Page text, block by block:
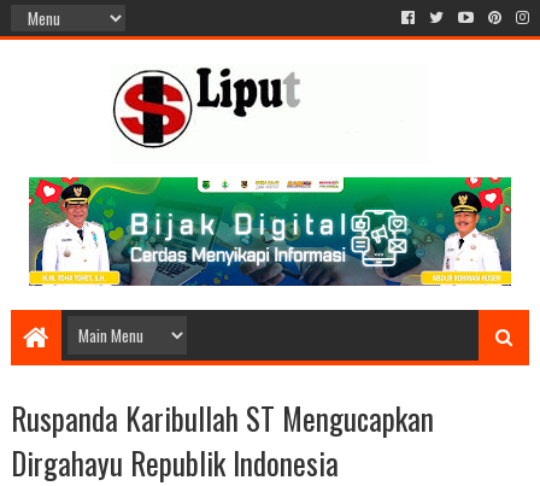
Ruspanda Karibullah ST Mengucapkan
Dirgahayu Republik Indonesia